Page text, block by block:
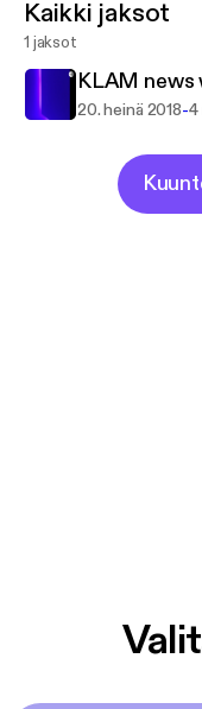
Kaikki jaksot
1 jaksot
KLAM news
20. heinä 2018-4